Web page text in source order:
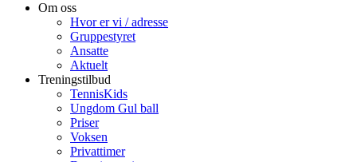
Om oss
Hvor er vi / adresse
Gruppestyret
Ansatte
Aktuelt
Treningstilbud
TennisKids
Ungdom Gul ball
Priser
Voksen
Privattimer